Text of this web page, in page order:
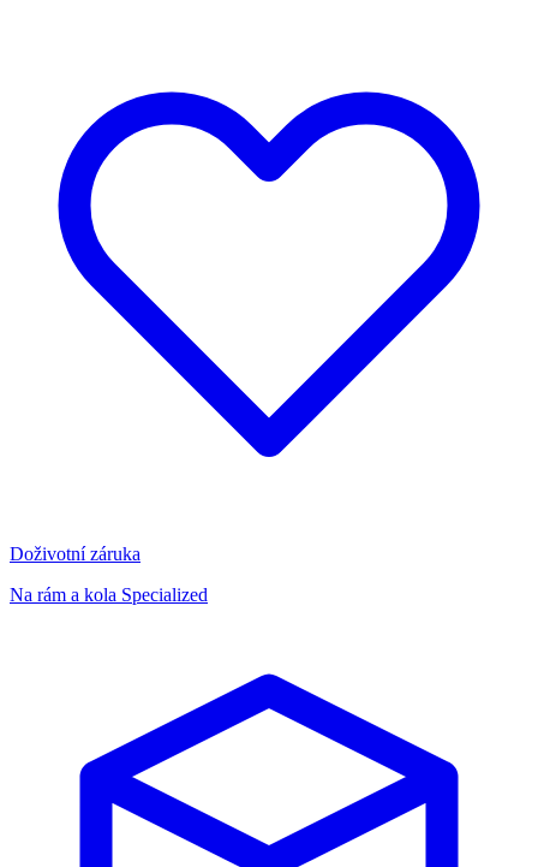
Doživotní záruka
Na rám a kola Specialized